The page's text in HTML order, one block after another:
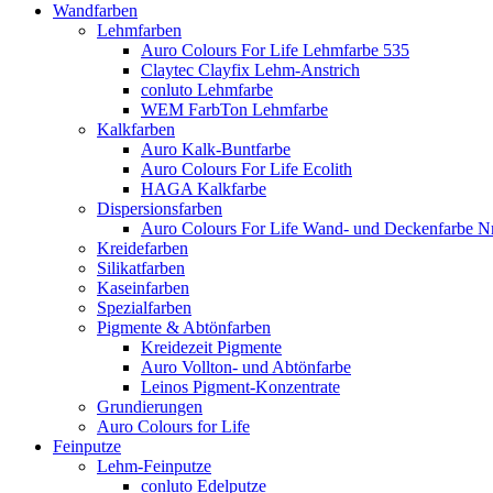
Wandfarben
Lehmfarben
Auro Colours For Life Lehmfarbe 535
Claytec Clayfix Lehm-Anstrich
conluto Lehmfarbe
WEM FarbTon Lehmfarbe
Kalkfarben
Auro Kalk-Buntfarbe
Auro Colours For Life Ecolith
HAGA Kalkfarbe
Dispersionsfarben
Auro Colours For Life Wand- und Deckenfarbe
Kreidefarben
Silikatfarben
Kaseinfarben
Spezialfarben
Pigmente & Abtönfarben
Kreidezeit Pigmente
Auro Vollton- und Abtönfarbe
Leinos Pigment-Konzentrate
Grundierungen
Auro Colours for Life
Feinputze
Lehm-Feinputze
conluto Edelputze